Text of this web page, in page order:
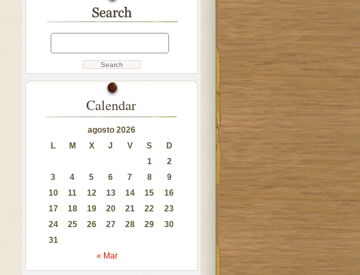
Calendar
agosto 2026
L
M X J V S
D
1
2
3
4 5 6 7 8
9
10
11 12 13 14 15
16
17
18 19 20 21 22
23
24
25 26 27 28 29
30
31
« Mar